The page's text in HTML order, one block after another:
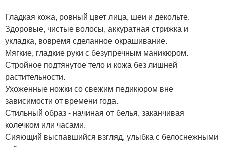
Гладкая кожа, ровный цвет лица, шеи и декольте.
Здоровые, чистые волосы, аккуратная стрижка и
укладка, вовремя сделанное окрашивание.
Мягкие, гладкие руки с безупречным маникюром.
Стройное подтянутое тело и кожа без лишней
растительности.
Ухоженные ножки со свежим педикюром вне
зависимости от времени года.
Стильный образ - начиная от белья, заканчивая
колечком или часами.
Сияющий выспавшийся взгляд, улыбка с белоснежными